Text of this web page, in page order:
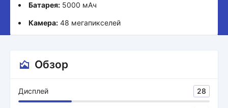
Батарея: 5000 мАч
Камера: 48 мегапикселей
Обзор
Дисплей 28